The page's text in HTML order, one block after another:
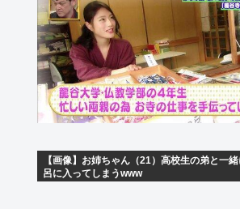
【画像】お姉ちゃん（21）高校生の弟と一
呂に入ってしまうwww